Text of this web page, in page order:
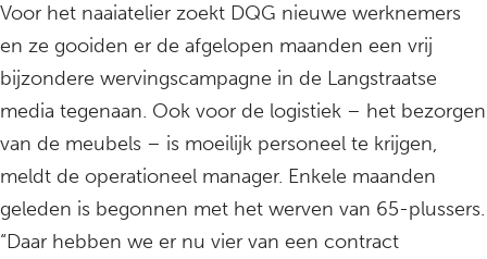
Voor het naaiatelier zoekt DQG nieuwe werknemers
en ze gooiden er de afgelopen maanden een vrij
bijzondere wervingscampagne in de Langstraatse
media tegenaan. Ook voor de logistiek – het bezorgen
van de meubels – is moeilijk personeel te krijgen,
meldt de operationeel manager. Enkele maanden
geleden is begonnen met het werven van 65-plussers.
“Daar hebben we er nu vier van een contract